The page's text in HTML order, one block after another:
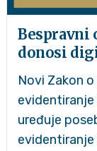
Bespravni
donosi
Novi Zakon
uređuje
evidentiranje